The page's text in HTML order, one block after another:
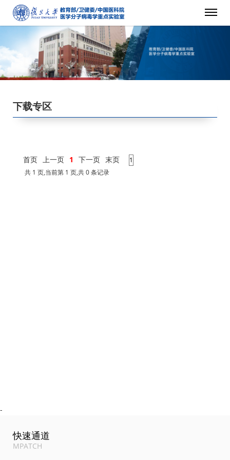
下载专区
首页 上一页 1 下一页 末页
共 1 页,当前第 1 页,共 0 条记录
-
快速通道
MPATCH